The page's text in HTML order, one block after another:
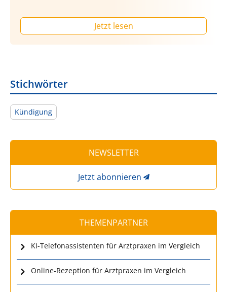
Jetzt lesen
Stichwörter
Kündigung
NEWSLETTER
Jetzt abonnieren
THEMENPARTNER
KI-Telefonassistenten für Arztpraxen im Vergleich
Online-Rezeption für Arztpraxen im Vergleich